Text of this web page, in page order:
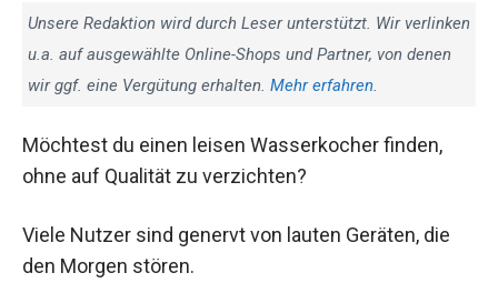
Unsere Redaktion wird durch Leser unterstützt. Wir verlinken
u.a. auf ausgewählte Online-Shops und Partner, von denen
wir ggf. eine Vergütung erhalten. Mehr erfahren.
Möchtest du einen leisen Wasserkocher finden,
ohne auf Qualität zu verzichten?
Viele Nutzer sind genervt von lauten Geräten, die
den Morgen stören.